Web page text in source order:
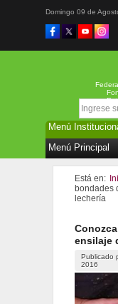
Domingo 09 de
Está en:
bondades
lechería
ensilaje
Publicado
2016